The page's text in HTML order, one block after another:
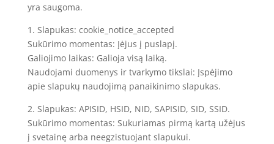
yra saugoma.
1. Slapukas: cookie_notice_accepted
Sukūrimo momentas: Įėjus į puslapį.
Galiojimo laikas: Galioja visą laiką.
Naudojami duomenys ir tvarkymo tikslai: Įspėjimo
apie slapukų naudojimą panaikinimo slapukas.
2. Slapukas: APISID, HSID, NID, SAPISID, SID, SSID.
Sukūrimo momentas: Sukuriamas pirmą kartą užėjus
į svetainę arba neegzistuojant slapukui.